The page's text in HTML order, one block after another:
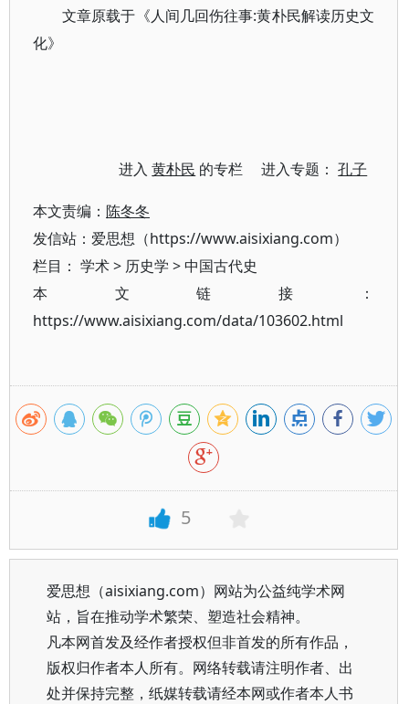
文章原载于《人间几回伤往事:黄朴民解读历史文
化》
进入黄朴民 的专栏 进入专题：孔子
本文责编： 陈冬冬
发信站：爱思想（https://www.aisixiang.com）
栏目： 学术> 历史学 >中国古代史
本文链接：
https://www.aisixiang.com/data/103602.html
5
爱思想（aisixiang.com）网站为公益纯学术网
站，旨在推动学术繁荣、塑造社会精神。
凡本网首发及经作者授权但非首发的所有作品，
版权归作者本人所有。网络转载请注明作者、出
处并保持完整，纸媒转载请经本网或作者本人书